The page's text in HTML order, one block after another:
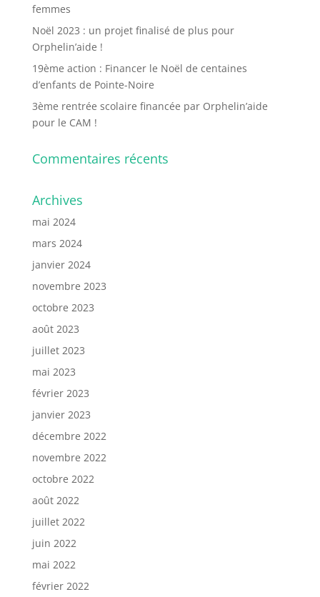
femmes
Noël 2023 : un projet finalisé de plus pour
Orphelin’aide !
19ème action : Financer le Noël de centaines
d’enfants de Pointe-Noire
3ème rentrée scolaire financée par Orphelin’aide
pour le CAM !
Commentaires récents
Archives
mai 2024
mars 2024
janvier 2024
novembre 2023
octobre 2023
août 2023
juillet 2023
mai 2023
février 2023
janvier 2023
décembre 2022
novembre 2022
octobre 2022
août 2022
juillet 2022
juin 2022
mai 2022
février 2022